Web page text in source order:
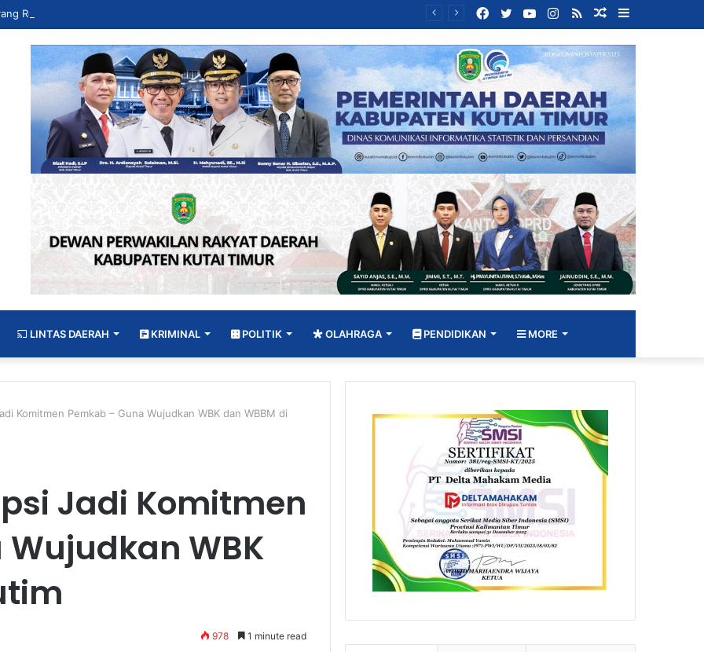
Random
Article
RSS
Instagram
YouTube
Twitter
Facebook
LINTAS DAERAH KRIMINAL POLITIK OLAHRAGA PENDIDIKAN MORE
Komitmen Pemkab – Guna Wujudkan WBK dan WBBM di
Jadi Komitmen
WBK
978 1 minute read